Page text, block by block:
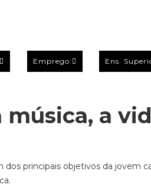
Emprego Ens.
música, a
principais objetivos da jovem